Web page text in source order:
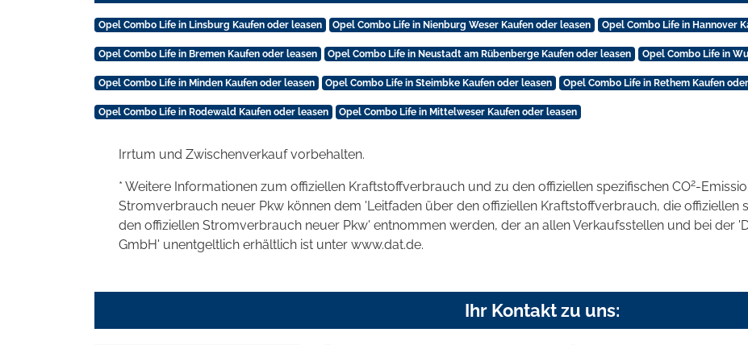
Opel Combo Life in Linsburg Kaufen oder leasen Opel Combo Life in Nienburg Weser Kaufen oder leasen Opel Combo Life in Hannover
Opel Combo Life in Bremen Kaufen oder leasen Opel Combo Life in Neustadt am Rübenberge Kaufen oder leasen Opel Combo Life in
Opel Combo Life in Minden Kaufen oder leasen Opel Combo Life in Steimbke Kaufen oder leasen Opel Combo Life in Rethem Kaufen
Opel Combo Life in Rodewald Kaufen oder leasen Opel Combo Life in Mittelweser Kaufen oder leasen
Irrtum und Zwischenverkauf vorbehalten.
* Weitere Informationen zum offiziellen Kraftstoffverbrauch und zu den offiziellen spezifischen CO2-
Stromverbrauch neuer Pkw können dem 'Leitfaden über den offiziellen Kraftstoffverbrauch, die offiziellen
den offiziellen Stromverbrauch neuer Pkw' entnommen werden, der an allen Verkaufsstellen und bei der
GmbH' unentgeltlich erhältlich ist unter www.dat.de.
Ihr Kontakt zu uns: